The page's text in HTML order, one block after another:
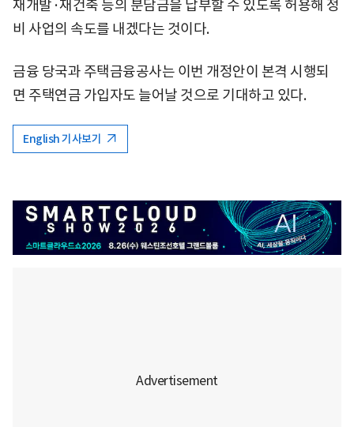
재개발·재건축 등의 분담금을 납부할 수 있도록 허용해 정
비 사업의 속도를 내겠다는 것이다.
금융 당국과 주택금융공사는 이번 개정안이 본격 시행되
면 주택연금 가입자도 늘어날 것으로 기대하고 있다.
English 기사보기